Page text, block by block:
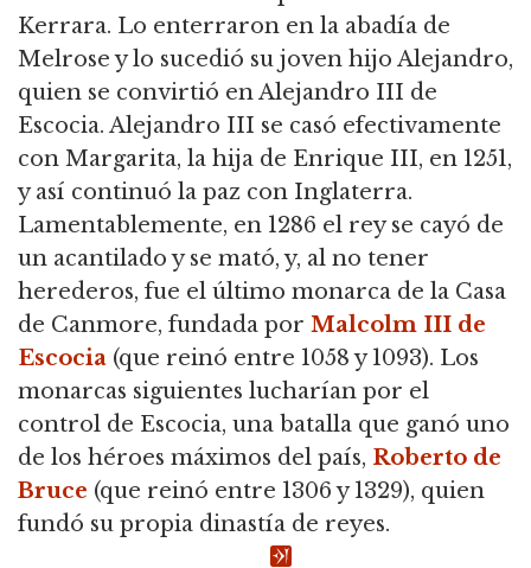
Kerrara. Lo enterraron en la abadía de
Melrose y lo sucedió su joven hijo Alejandro,
quien se convirtió en Alejandro III de
Escocia. Alejandro III se casó efectivamente
con Margarita, la hija de Enrique III, en 1251,
y así continuó la paz con Inglaterra.
Lamentablemente, en 1286 el rey se cayó de
un acantilado y se mató, y, al no tener
herederos, fue el último monarca de la Casa
de Canmore, fundada por Malcolm III de
Escocia (que reinó entre 1058 y 1093). Los
monarcas siguientes lucharían por el
control de Escocia, una batalla que ganó uno
de los héroes máximos del país, Roberto de
Bruce (que reinó entre 1306 y 1329), quien
fundó su propia dinastía de reyes.